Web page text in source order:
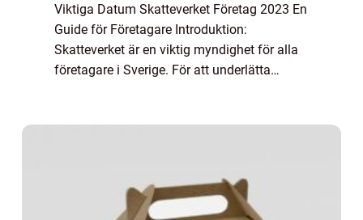
Viktiga Datum Skatteverket Företag 2023 En
Guide för Företagare Introduktion:
Skatteverket är en viktig myndighet för alla
företagare i Sverige. För att underlätta